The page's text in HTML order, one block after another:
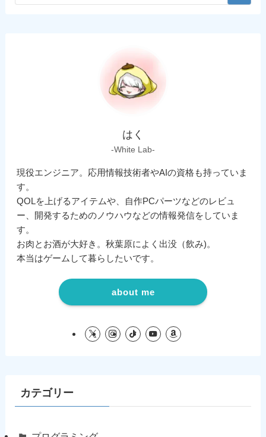
はく
-White Lab-
現役エンジニア。応用情報技術者やAIの資格も持っていま
す。
QOLを上げるアイテムや、自作PCパーツなどのレビュ
ー、開発するためのノウハウなどの情報発信をしていま
す。
お肉とお酒が大好き。秋葉原によく出没（飲み)。
本当はゲームして暮らしたいです。
about me
カテゴリー